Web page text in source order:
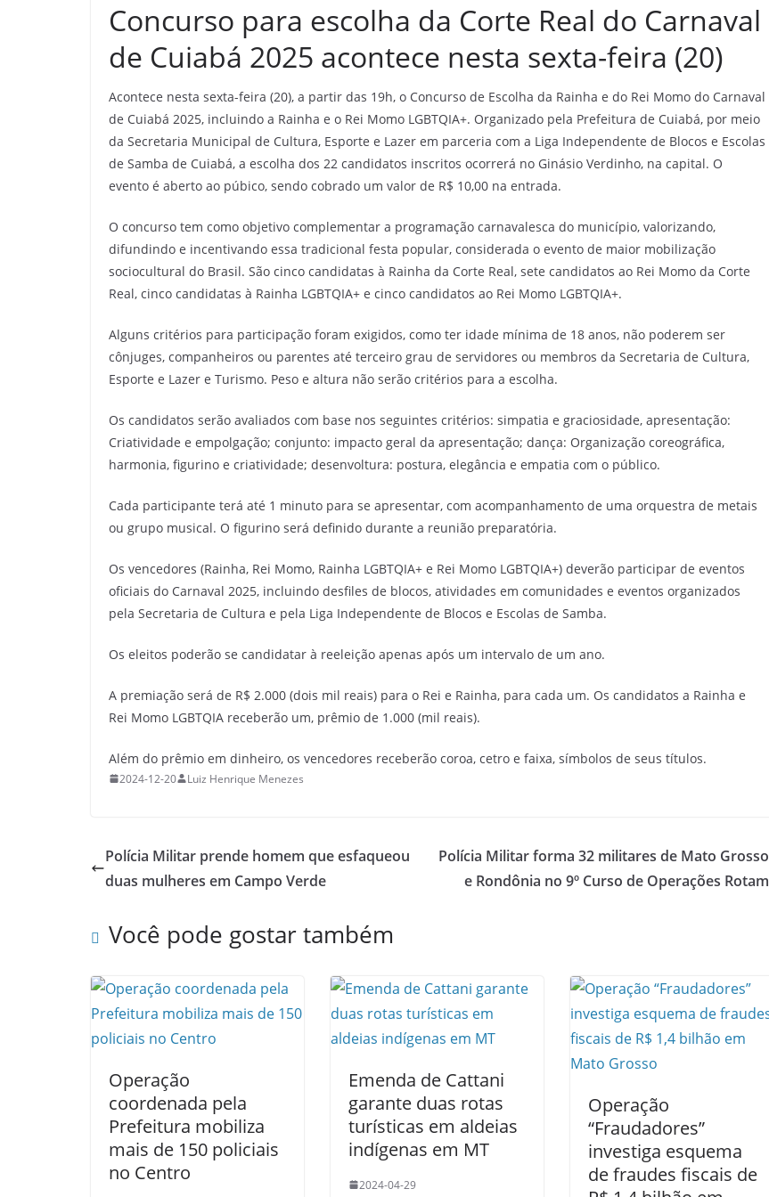
Concurso para escolha da Corte Real do Carnaval
de Cuiabá 2025 acontece nesta sexta-feira (20)
Acontece nesta sexta-feira (20), a partir das 19h, o Concurso de Escolha da Rainha e do Rei Momo do Carnaval
de Cuiabá 2025, incluindo a Rainha e o Rei Momo LGBTQIA+. Organizado pela Prefeitura de Cuiabá, por meio
da Secretaria Municipal de Cultura, Esporte e Lazer em parceria com a Liga Independente de Blocos e Escolas
de Samba de Cuiabá, a escolha dos 22 candidatos inscritos ocorrerá no Ginásio Verdinho, na capital. O
evento é aberto ao púbico, sendo cobrado um valor de R$ 10,00 na entrada.
O concurso tem como objetivo complementar a programação carnavalesca do município, valorizando,
difundindo e incentivando essa tradicional festa popular, considerada o evento de maior mobilização
sociocultural do Brasil. São cinco candidatas à Rainha da Corte Real, sete candidatos ao Rei Momo da Corte
Real, cinco candidatas à Rainha LGBTQIA+ e cinco candidatos ao Rei Momo LGBTQIA+.
Alguns critérios para participação foram exigidos, como ter idade mínima de 18 anos, não poderem ser
cônjuges, companheiros ou parentes até terceiro grau de servidores ou membros da Secretaria de Cultura,
Esporte e Lazer e Turismo. Peso e altura não serão critérios para a escolha.
Os candidatos serão avaliados com base nos seguintes critérios: simpatia e graciosidade, apresentação:
Criatividade e empolgação; conjunto: impacto geral da apresentação; dança: Organização coreográfica,
harmonia, figurino e criatividade; desenvoltura: postura, elegância e empatia com o público.
Cada participante terá até 1 minuto para se apresentar, com acompanhamento de uma orquestra de metais
ou grupo musical. O figurino será definido durante a reunião preparatória.
Os vencedores (Rainha, Rei Momo, Rainha LGBTQIA+ e Rei Momo LGBTQIA+) deverão participar de eventos
oficiais do Carnaval 2025, incluindo desfiles de blocos, atividades em comunidades e eventos organizados
pela Secretaria de Cultura e pela Liga Independente de Blocos e Escolas de Samba.
Os eleitos poderão se candidatar à reeleição apenas após um intervalo de um ano.
A premiação será de R$ 2.000 (dois mil reais) para o Rei e Rainha, para cada um. Os candidatos a Rainha e
Rei Momo LGBTQIA receberão um, prêmio de 1.000 (mil reais).
Além do prêmio em dinheiro, os vencedores receberão coroa, cetro e faixa, símbolos de seus títulos.
2024-12-20 Luiz Henrique Menezes
Polícia Militar prende homem que esfaqueou
duas mulheres em Campo Verde
Polícia Militar forma 32 militares de Mato Grosso
e Rondônia no 9º Curso de Operações Rotam
Você pode gostar também
Operação
coordenada pela
Prefeitura mobiliza
mais de 150 policiais
no Centro
Emenda de Cattani
garante duas rotas
turísticas em aldeias
indígenas em MT
2024-04-29
Operação
“Fraudadores”
investiga esquema
de fraudes fiscais de